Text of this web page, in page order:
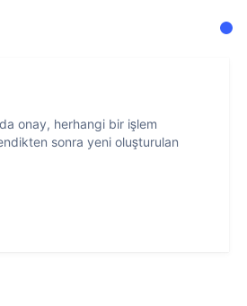
onay, herhangi bir işlem
sonra yeni oluşturulan